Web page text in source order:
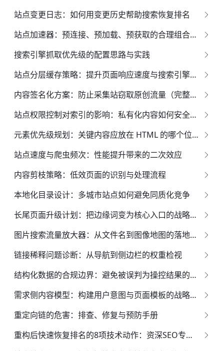
站点变更日志：如何用变更历史帮助搜索恢复排名
站点加速器：预连接、预加载、预获取的合理组合策略
搜索引擎抓取优先级的配置思路与实践
站点分层缓存策略：提升页面响应速度与搜索引擎索引效果的全面指南
内容签名化方案：防止采集站窃取原创流量（完整实务指南）
站点权限控制对索引的影响：私有化内容如何安全展示
元素优先级规划：关键内容应放在 HTML 的哪个位置？
站点速度与爬虫频次：性能提升带来的二次效应
内容剪枝策略：低效页面的识别与处理流程
本地化目录设计：多城市站点如何避免同质化竞争
长尾页面升级计划：把边缘词变为核心入口的战略蓝图
图片搜索流量放大器：从文件名到图像地图的落地方案
链接稀释问题诊断：从导航到侧边栏的权重检视
结构化数据的合规边界：避免被误判为操控结果的权威指南*
需求侧内容模型：构建用户意图与页面模板的战略映射体系
重定向链的危害：排查、修复与预防手册
重构后快速恢复排名的8项技术动作：资深SEO专家的系统化指南